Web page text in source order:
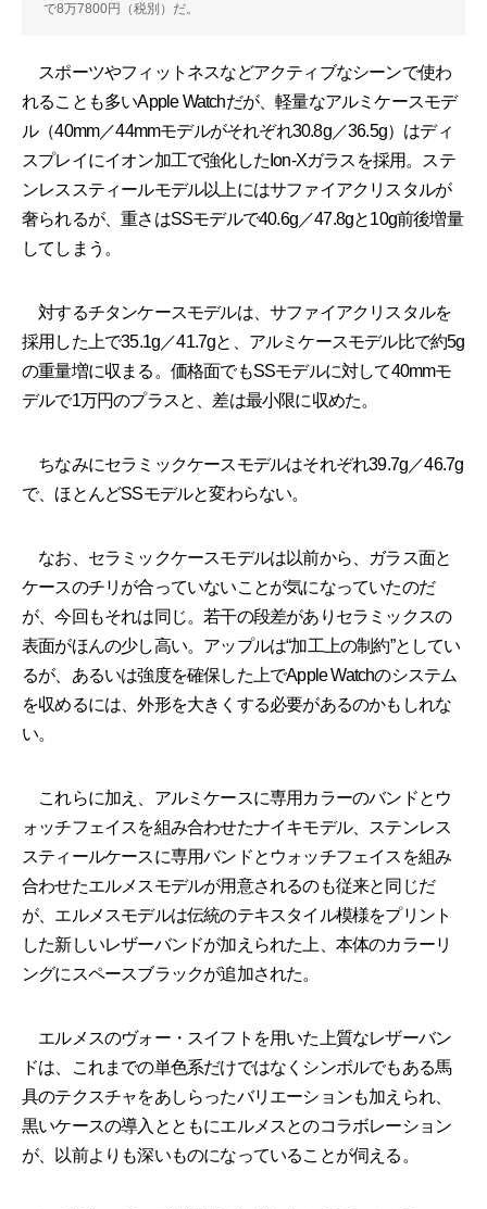
で8万7800円（税別）だ。
スポーツやフィットネスなどアクティブなシーンで使わ
れることも多いApple Watchだが、軽量なアルミケースモデ
ル（40mm／44mmモデルがそれぞれ30.8g／36.5g）はディ
スプレイにイオン加工で強化したIon-Xガラスを採用。ステ
ンレススティールモデル以上にはサファイアクリスタルが
奢られるが、重さはSSモデルで40.6g／47.8gと10g前後増量
してしまう。
対するチタンケースモデルは、サファイアクリスタルを
採用した上で35.1g／41.7gと、アルミケースモデル比で約5g
の重量増に収まる。価格面でもSSモデルに対して40mmモ
デルで1万円のプラスと、差は最小限に収めた。
ちなみにセラミックケースモデルはそれぞれ39.7g／46.7g
で、ほとんどSSモデルと変わらない。
なお、セラミックケースモデルは以前から、ガラス面と
ケースのチリが合っていないことが気になっていたのだ
が、今回もそれは同じ。若干の段差がありセラミックスの
表面がほんの少し高い。アップルは“加工上の制約”としてい
るが、あるいは強度を確保した上でApple Watchのシステム
を収めるには、外形を大きくする必要があるのかもしれな
い。
これらに加え、アルミケースに専用カラーのバンドとウ
ォッチフェイスを組み合わせたナイキモデル、ステンレス
スティールケースに専用バンドとウォッチフェイスを組み
合わせたエルメスモデルが用意されるのも従来と同じだ
が、エルメスモデルは伝統のテキスタイル模様をプリント
した新しいレザーバンドが加えられた上、本体のカラーリ
ングにスペースブラックが追加された。
エルメスのヴォー・スイフトを用いた上質なレザーバン
ドは、これまでの単色系だけではなくシンボルでもある馬
具のテクスチャをあしらったバリエーションも加えられ、
黒いケースの導入とともにエルメスとのコラボレーション
が、以前よりも深いものになっていることが伺える。